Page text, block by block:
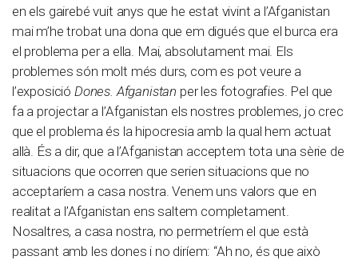
en els gairebé vuit anys que he estat vivint a l’Afganistan
mai m’he trobat una dona que em digués que el burca era
el problema per a ella. Mai, absolutament mai. Els
problemes són molt més durs, com es pot veure a
l’exposició Dones. Afganistan per les fotografies. Pel que
fa a projectar a l’Afganistan els nostres problemes, jo crec
que el problema és la hipocresia amb la qual hem actuat
allà. És a dir, que a l’Afganistan acceptem tota una sèrie de
situacions que ocorren que serien situacions que no
acceptaríem a casa nostra. Venem uns valors que en
realitat a l’Afganistan ens saltem completament.
Nosaltres, a casa nostra, no permetríem el que està
passant amb les dones i no diríem: “Ah no, és que això